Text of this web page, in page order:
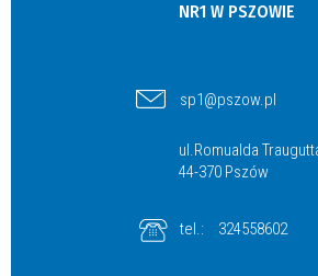
NR1 W PSZOWIE
sp1@pszow.pl
ul.Romualda
44-370 Pszów
tel.: 324558602